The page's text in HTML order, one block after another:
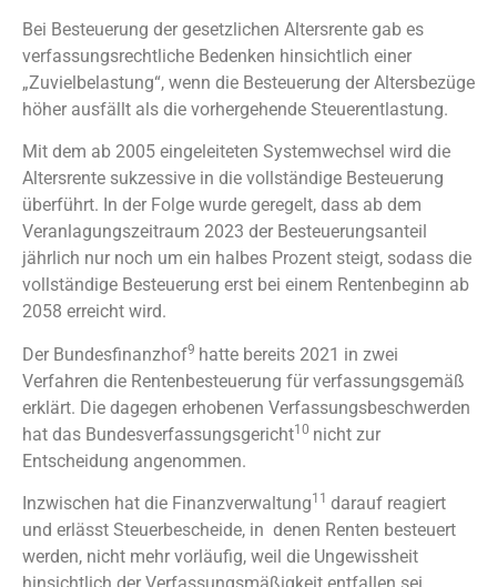
Bei Besteuerung der gesetzlichen Altersrente gab es
verfassungsrechtliche Bedenken hinsichtlich einer
„Zuvielbelastung“, wenn die Besteuerung der Altersbezüge
höher ausfällt als die vorhergehende Steuerentlastung.
Mit dem ab 2005 eingeleiteten Systemwechsel wird die
Altersrente sukzessive in die vollständige Besteuerung
überführt. In der Folge wurde geregelt, dass ab dem
Veranlagungszeitraum 2023 der Besteuerungsanteil
jährlich nur noch um ein halbes Prozent steigt, sodass die
vollständige Besteuerung erst bei einem Rentenbeginn ab
2058 erreicht wird.
Der Bundesfinanzhof9 hatte bereits 2021 in zwei
Verfahren die Rentenbesteuerung für verfassungsgemäß
erklärt. Die dagegen erhobenen Verfassungsbeschwerden
hat das Bundesverfassungsgericht10 nicht zur
Entscheidung angenommen.
Inzwischen hat die Finanzverwaltung11 darauf reagiert
und erlässt Steuerbescheide, in denen Renten besteuert
werden, nicht mehr vorläufig, weil die Ungewissheit